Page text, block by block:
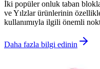
İki popüler onluk taban
ve Yılzlar ürünlerinin
kullanımıyla ilgili önemli
Daha fazla bilgi edinin